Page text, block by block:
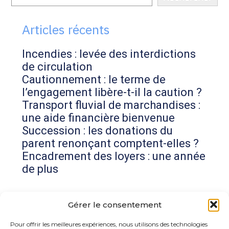
Gérer le consentement
Pour offrir les meilleures expériences, nous utilisons des technologies
sidebar
Articles récents
Incendies : levée des interdictions
de circulation
Cautionnement : le terme de
l’engagement libère-t-il la caution ?
Transport fluvial de marchandises :
une aide financière bienvenue
Succession : les donations du
parent renonçant comptent-elles ?
Encadrement des loyers : une année
de plus
Commentaires récents
Aucun commentaire à afficher.